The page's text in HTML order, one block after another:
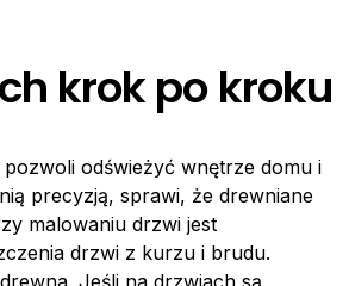
krok po kroku
odświeżyć wnętrze domu i
precyzją, sprawi, że drewniane
malowaniu drzwi jest
drzwi z kurzu i brudu.
Jeśli na drzwiach są